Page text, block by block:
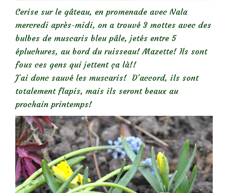
Cerise sur le gâteau, en promenade avec Nala
mercredi après-midi, on a trouvé 3 mottes avec des
bulbes de muscaris bleu pâle, jetés entre 5
épluchures, au bord du ruisseau! Mazette! Ils sont
fous ces gens qui jettent ça là!!
J’ai donc sauvé les muscaris! D’accord, ils sont
totalement flapis, mais ils seront beaux au
prochain printemps!